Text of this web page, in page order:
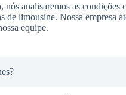
analisaremos as
limousine. Nossa empresa
equipe.